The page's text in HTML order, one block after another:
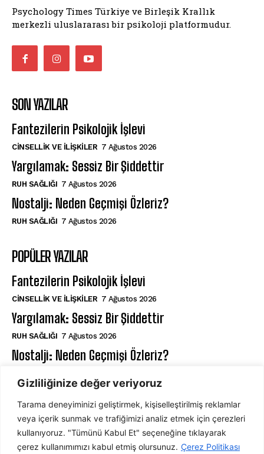
Gizliliğinize değer veriyoruz
Tarama deneyiminizi geliştirmek, kişiselleştirilmiş reklamlar
veya içerik sunmak ve trafiğimizi analiz etmek için çerezleri
kullanıyoruz. "Tümünü Kabul Et" seçeneğine tıklayarak
çerez kullanımımızı kabul etmiş olursunuz. Çerez Politikası
Psychology Times Türkiye ve Birleşik Krallık
merkezli uluslararası bir psikoloji platformudur.
SON YAZILAR
Fantezilerin Psikolojik İşlevi
CINSELLIK VE İLIŞKILER 7 Ağustos 2026
Yargılamak: Sessiz Bir Şiddettir
⁠RUH SAĞLIĞI 7 Ağustos 2026
Nostalji: Neden Geçmişi Özleriz?
⁠RUH SAĞLIĞI 7 Ağustos 2026
POPÜLER YAZILAR
Fantezilerin Psikolojik İşlevi
CINSELLIK VE İLIŞKILER 7 Ağustos 2026
Yargılamak: Sessiz Bir Şiddettir
⁠RUH SAĞLIĞI 7 Ağustos 2026
Nostalji: Neden Geçmişi Özleriz?
ABONE OL